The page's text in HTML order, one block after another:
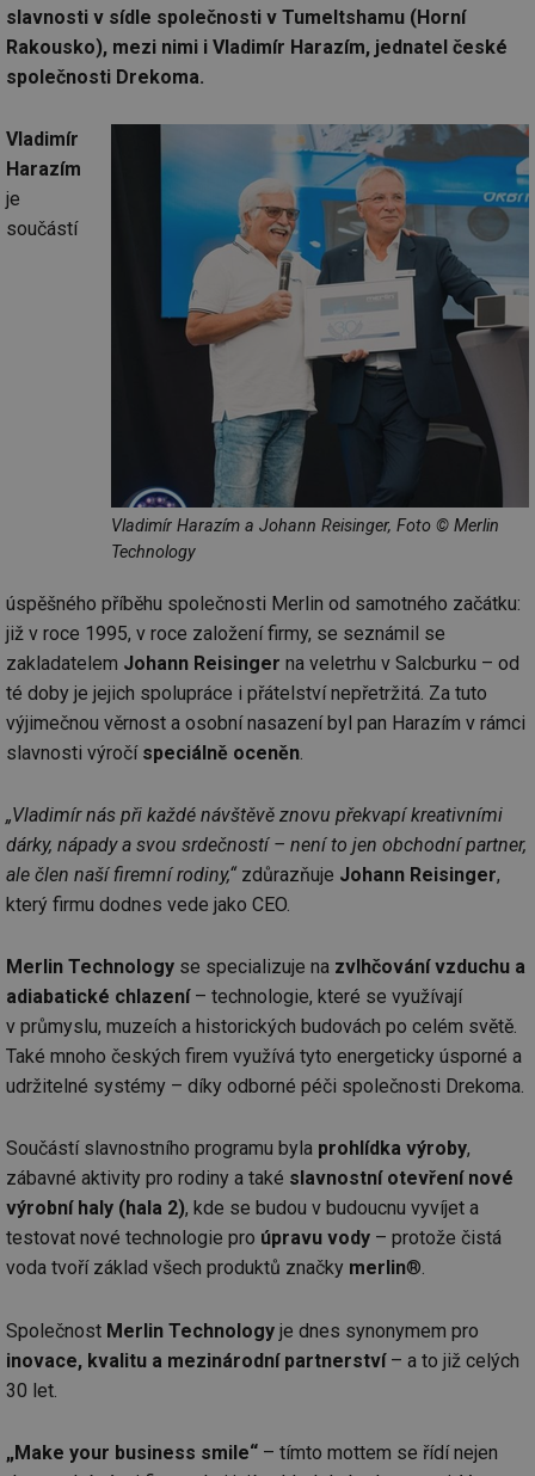
slavnosti v sídle společnosti v Tumeltshamu (Horní
Rakousko), mezi nimi i Vladimír Harazím, jednatel české
společnosti Drekoma.
Vladimír Harazím a Johann Reisinger, Foto © Merlin
Technology
Vladimír
Harazím
je
součástí
úspěšného příběhu společnosti Merlin od samotného začátku:
již v roce 1995, v roce založení firmy, se seznámil se
zakladatelem Johann Reisinger na veletrhu v Salcburku – od
té doby je jejich spolupráce i přátelství nepřetržitá. Za tuto
výjimečnou věrnost a osobní nasazení byl pan Harazím v rámci
slavnosti výročí speciálně oceněn.
„Vladimír nás při každé návštěvě znovu překvapí kreativními
dárky, nápady a svou srdečností – není to jen obchodní partner,
ale člen naší firemní rodiny,“zdůrazňuje Johann Reisinger,
který firmu dodnes vede jako CEO.
Merlin Technology se specializuje na zvlhčování vzduchu a
adiabatické chlazení– technologie, které se využívají
v průmyslu, muzeích a historických budovách po celém světě.
Také mnoho českých firem využívá tyto energeticky úsporné a
udržitelné systémy – díky odborné péči společnosti Drekoma.
Součástí slavnostního programu byla prohlídka výroby,
zábavné aktivity pro rodiny a také slavnostní otevření nové
výrobní haly (hala 2), kde se budou v budoucnu vyvíjet a
testovat nové technologie pro úpravu vody – protože čistá
voda tvoří základ všech produktů značky merlin®.
Společnost Merlin Technology je dnes synonymem pro
inovace, kvalitu a mezinárodní partnerství– a to již celých
30 let.
„Make your business smile“ – tímto mottem se řídí nejen